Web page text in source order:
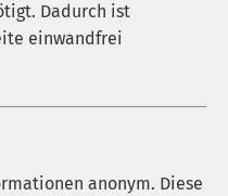
Dadurch ist
einwandfrei
anonym. Diese